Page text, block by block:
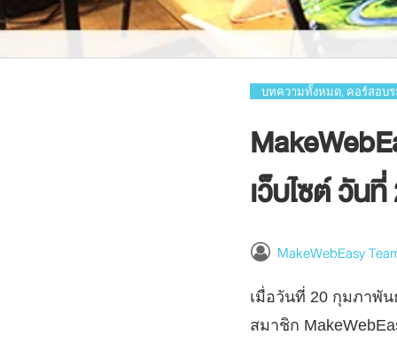
บทความทั้งหมด คอร์สอบ
เว็บไซต์ วัน
MakeWebEasy
เมื่อวันที่ 20 กุมภาพัน
สมาชิก